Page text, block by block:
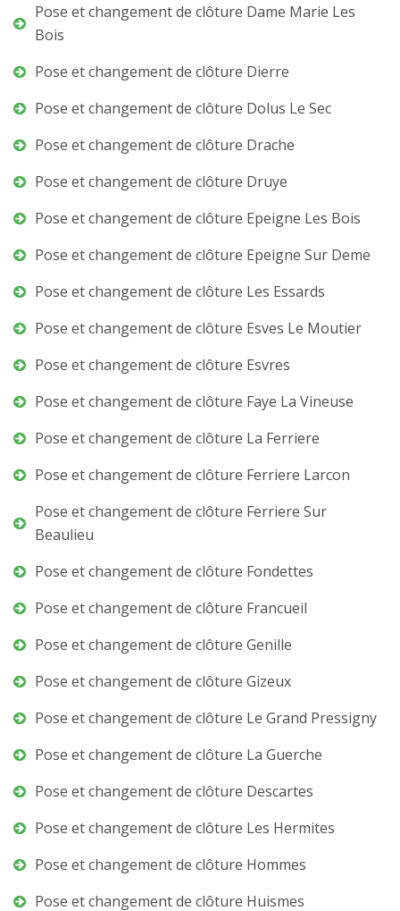
Pose et changement de clôture Dame Marie Les
Bois
Pose et changement de clôture Dierre
Pose et changement de clôture Dolus Le Sec
Pose et changement de clôture Drache
Pose et changement de clôture Druye
Pose et changement de clôture Epeigne Les Bois
Pose et changement de clôture Epeigne Sur Deme
Pose et changement de clôture Les Essards
Pose et changement de clôture Esves Le Moutier
Pose et changement de clôture Esvres
Pose et changement de clôture Faye La Vineuse
Pose et changement de clôture La Ferriere
Pose et changement de clôture Ferriere Larcon
Pose et changement de clôture Ferriere Sur
Beaulieu
Pose et changement de clôture Fondettes
Pose et changement de clôture Francueil
Pose et changement de clôture Genille
Pose et changement de clôture Gizeux
Pose et changement de clôture Le Grand Pressigny
Pose et changement de clôture La Guerche
Pose et changement de clôture Descartes
Pose et changement de clôture Les Hermites
Pose et changement de clôture Hommes
Pose et changement de clôture Huismes